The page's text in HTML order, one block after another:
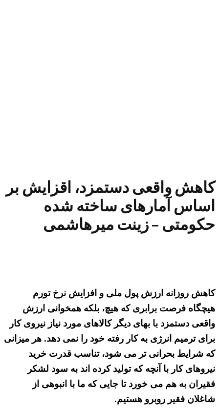
کاهش واقعی دستمزد، اقزایش بر
اساس آمارهای ساخته شده
حکومتی – زینت میرهاشمی
کاهش روزانه ارزش پول ملی و افزایش نرخ تورم
هیچگاه فرصت برابری که هیچ، بلکه همخوانی ارزش
واقعی دستمزد با بهای دیگر کالاهای مورد نیاز نیروی کار
برای ترمیم انرژی به کار رفته خود را نمی دهد. هر میزانی
که شرایط بحرانی تر می شود، تناسب قدرت خرید
نیروهای کار با آنچه که تولید کرده اند به سود لشکر
فقیران به هم می خورد تا جایی که ما با انبوهی از
شاغلان فقیر روبرو هستیم.